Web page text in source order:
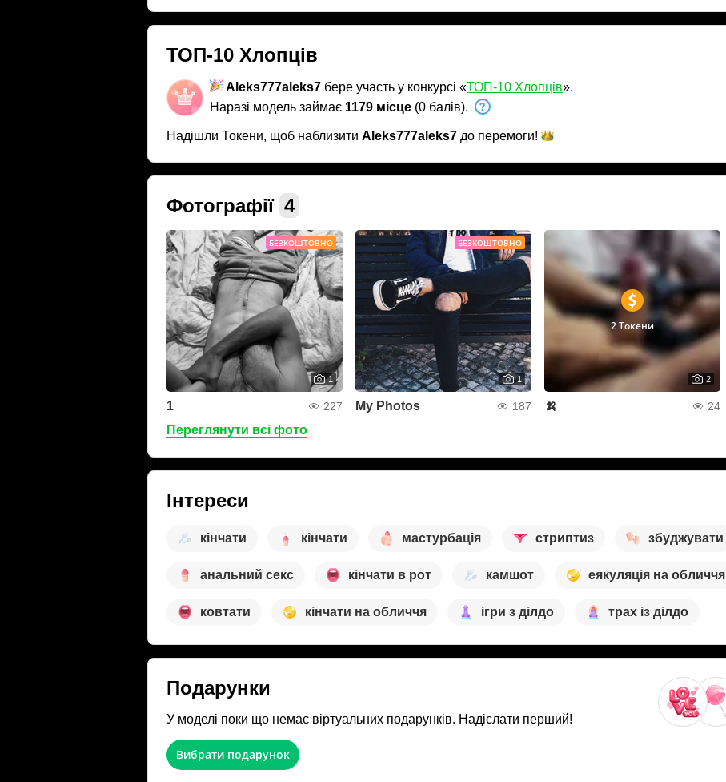
ТОП-10 Хлопців
Aleks777aleks7 бере участь у конкурсі «ТОП-10 Хлопців».
Наразі модель займає 1179 місце (0 балів).
Надішли Токени, щоб наблизити Aleks777aleks7 до перемоги!
Фотографії 4
БЕЗКОШТОВНО
1
1 227
БЕЗКОШТОВНО
1
My Photos 187
2 Токени
2
🍌 24
Переглянути всі фото
Інтереси
кінчати кінчати мастурбація стриптиз збуджувати
анальний секс кінчати в рот камшот еякуляція на обличчя
ковтати кінчати на обличчя ігри з ділдо трах із ділдо
Подарунки
У моделі поки що немає віртуальних подарунків. Надіслати перший!
Вибрати подарунок